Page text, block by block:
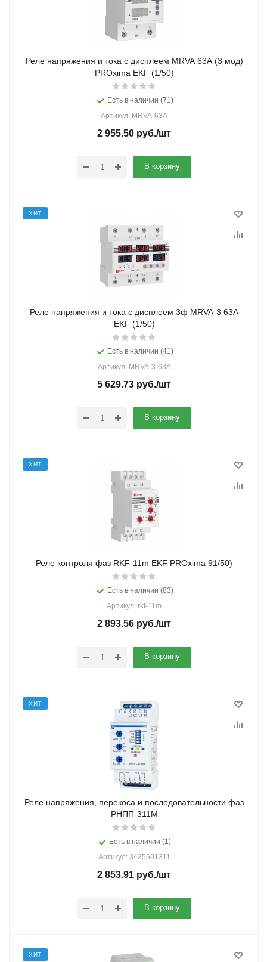
Реле напряжения и тока с дисплеем MRVA 63А (3 мод)
PROxima EKF (1/50)
Есть в наличии (71)
Артикул: MRVA-63A
2 955.50 руб./шт
В корзину
ХИТ
Реле напряжения и тока с дисплеем 3ф MRVA-3 63А
EKF (1/50)
Есть в наличии (41)
Артикул: MRVA-3-63A
5 629.73 руб./шт
В корзину
ХИТ
Реле контроля фаз RKF-11m EKF PROxima 91/50)
Есть в наличии (83)
Артикул: rkf-11m
2 893.56 руб./шт
В корзину
ХИТ
Реле напряжения, перекоса и последовательности фаз
РНПП-311M
Есть в наличии (1)
Артикул: 3425601311
2 853.91 руб./шт
В корзину
ХИТ